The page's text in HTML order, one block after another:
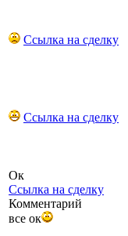
Ссылка на сделку
Ссылка на сделку
Ок
Ссылка на сделку
Комментарий
все ок